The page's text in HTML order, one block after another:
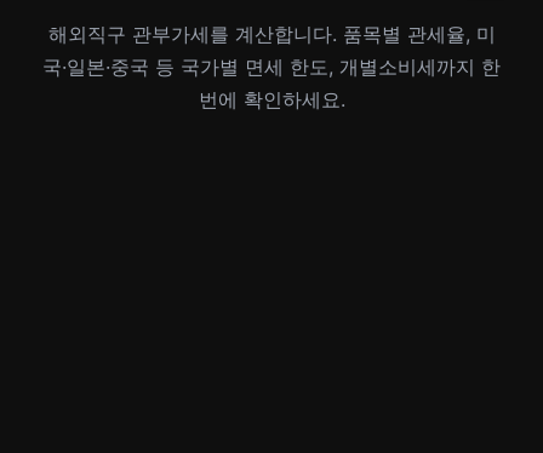
해외직구 관부가세를 계산합니다. 품목별 관세율, 미
국·일본·중국 등 국가별 면세 한도, 개별소비세까지 한
번에 확인하세요.